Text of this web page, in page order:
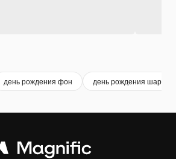
день рождения фон день рождения шары